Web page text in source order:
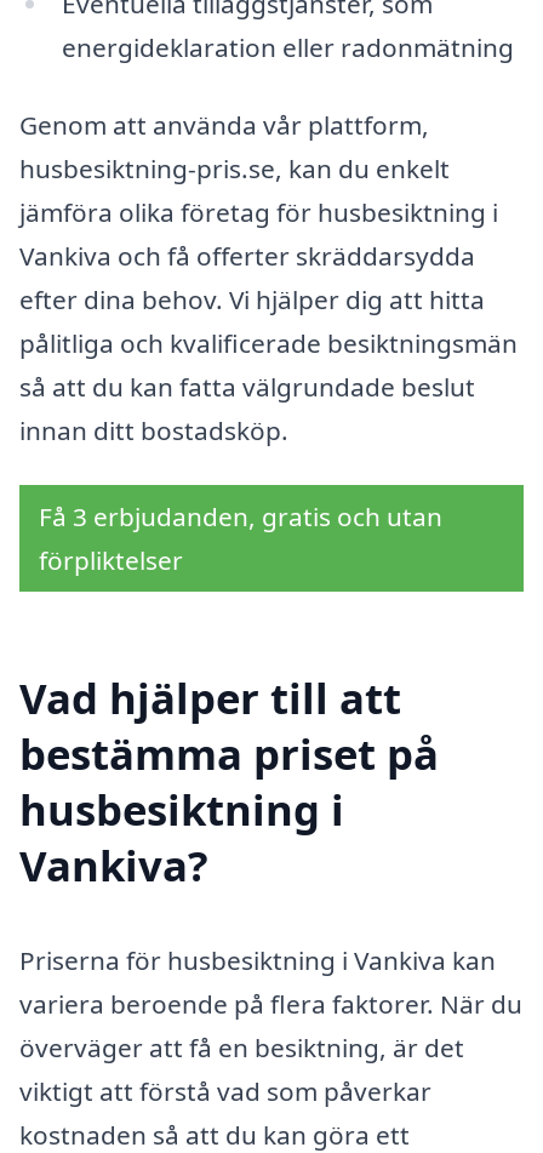
energideklaration eller radonmätning
Genom att använda vår plattform,
husbesiktning-pris.se, kan du enkelt
jämföra olika företag för husbesiktning i
Vankiva och få offerter skräddarsydda
efter dina behov. Vi hjälper dig att hitta
pålitliga och kvalificerade besiktningsmän
så att du kan fatta välgrundade beslut
innan ditt bostadsköp.
Få 3 erbjudanden, gratis och utan
förpliktelser
Vad hjälper till att
bestämma priset på
husbesiktning i
Vankiva?
Priserna för husbesiktning i Vankiva kan
variera beroende på flera faktorer. När du
överväger att få en besiktning, är det
viktigt att förstå vad som påverkar
kostnaden så att du kan göra ett